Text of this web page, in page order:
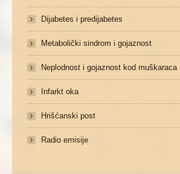
Dijabetes i predijabetes
Metabolički sindrom i gojaznost
Neplodnost i gojaznost kod muškaraca
Infarkt oka
Hrišćanski post
Radio emisije